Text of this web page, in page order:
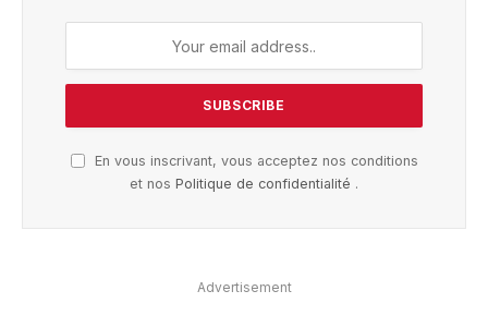
En vous inscrivant, vous acceptez nos conditions
et nos Politique de confidentialité .
Advertisement